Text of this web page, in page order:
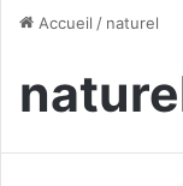
Accueil / naturel